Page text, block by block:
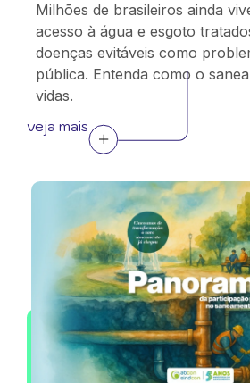
Milhões de brasileiros ainda
acesso à água e esgoto
doenças evitáveis como
pública. Entenda como o
vidas.
veja mais